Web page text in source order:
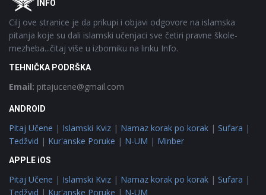
INFO
Cilj ove stranice je da prikupi i objavi odgovore na islamska
pitanja koje su dali islamski učenjaci sve četiri pravne škole-
mezheba...čitaj više u izborniku na linku Info.
TEHNIČKA PODRŠKA
Email: pitajucene@gmail.com
ANDROID
Pitaj Učene | Islamski Kviz | Namaz korak po korak | Sufara |
Tedžvid | Kur'anske Poruke | N-UM | Minber
APPLE iOS
Pitaj Učene | Islamski Kviz | Namaz korak po korak | Sufara |
Tedžvid | Kur'anske Poruke | N-UM